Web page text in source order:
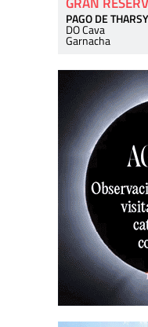
PAGO DE
DO Cava
Garnacha